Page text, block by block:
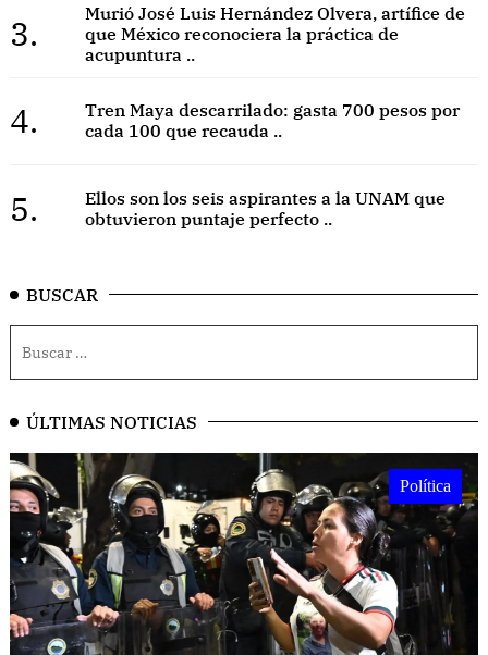
3.
Murió José Luis Hernández Olvera, artífice de
que México reconociera la práctica de
acupuntura ..
4.
Tren Maya descarrilado: gasta 700 pesos por
cada 100 que recauda ..
5.
Ellos son los seis aspirantes a la UNAM que
obtuvieron puntaje perfecto ..
BUSCAR
ÚLTIMAS NOTICIAS
Política